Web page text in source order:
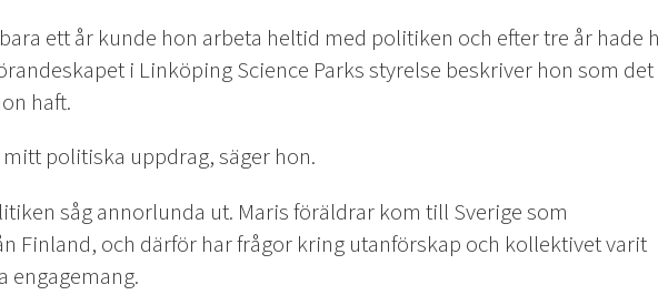
ett år kunde hon arbeta heltid med politiken och efter tre år hade
i Linköping Science Parks styrelse beskriver hon som
haft.
politiska uppdrag, säger hon.
såg annorlunda ut. Maris föräldrar kom till Sverige som
Finland, och därför har frågor kring utanförskap och kollektivet varit
engagemang.